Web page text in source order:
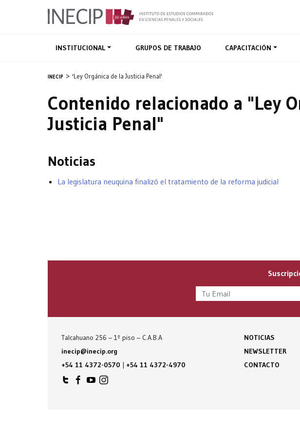
INSTITUCIONAL GRUPOS DE TRABAJO CAPACITACIÓN
INECIP 'Ley Orgánica de la Justicia Penal'
Contenido relacionado a "Ley
Justicia Penal"
Noticias
La legislatura neuquina finalizó el tratamiento de la reforma judicial
Talcahuano 256 – 1º piso – C.A.B.A
inecip@inecip.org
+54 11 4372-0570 | +54 11 4372-4970
NOTICIAS
NEWSLETTER
CONTACTO